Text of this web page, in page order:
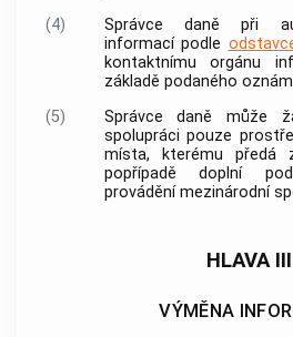
(4)
Správce daně při
informacípodle
kontaktnímu orgánu
základě podaného
(5)
Správce daně může
spolupráci pouze
místa, kterému předá
popřípadě doplní
prováděnímezinárodní
HLAVA III
VÝMĚNA